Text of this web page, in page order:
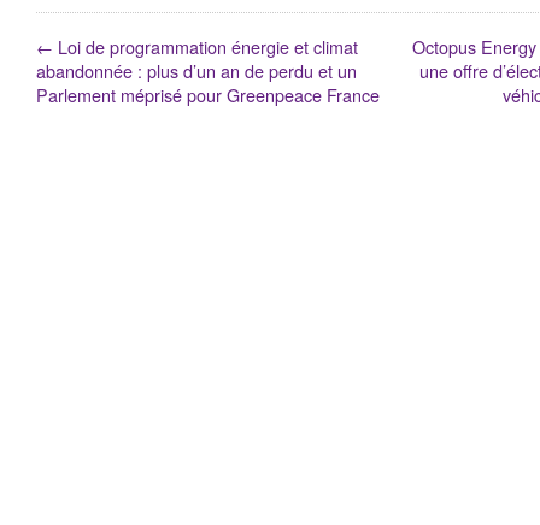
← Loi de programmation énergie et climat
abandonnée : plus d’un an de perdu et un
Parlement méprisé pour Greenpeace France
Octopus
une offre